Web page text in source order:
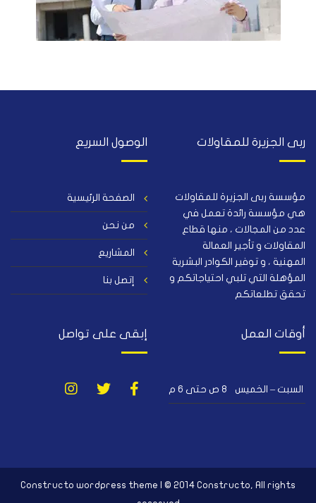
ربى الجزيرة للمقاولات
مؤسسة ربى الجزيرة للمقاولات
هي مؤسسة رائدة تعمل في
عدد من المجالات ، منها قطاع
المقاولات و تأجير العمالة
المهنية ، و توفير الكوادر البشرية
المؤهلة التي تلبي احتياجاتكم و
تحقق تطلعاتكم
الوصول السريع
الصفحة الرئيسية
من نحن
المشاريع
إتصل بنا
أوقات العمل
السبت – الخميس ٨ ص حتى ٦ م
إبقى على تواصل
Constructo wordpress theme | © 2014 Constructo, All rights